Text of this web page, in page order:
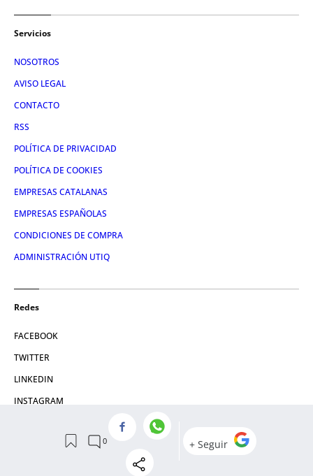
Servicios
NOSOTROS
AVISO LEGAL
CONTACTO
RSS
POLÍTICA DE PRIVACIDAD
POLÍTICA DE COOKIES
EMPRESAS CATALANAS
EMPRESAS ESPAÑOLAS
CONDICIONES DE COMPRA
ADMINISTRACIÓN UTIQ
Redes
FACEBOOK
TWITTER
LINKEDIN
INSTAGRAM
© 2026 Crónica Global Media, SL